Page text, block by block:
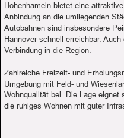
Hohenhameln bietet eine
Anbindung an die umliegenden
Autobahnen sind insbesondere
Hannover schnell erreichbar.
Verbindung in die Region.
Zahlreiche Freizeit- und
Umgebung mit Feld- und
Wohnqualität bei. Die Lage
die ruhiges Wohnen mit guter